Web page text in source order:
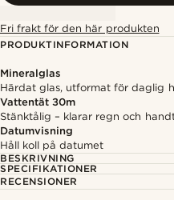
Fri frakt för den här produkten
PRODUKTINFORMATION
Mineralglas
Härdat glas, utformat för daglig
Vattentät 30m
Stänktålig – klarar regn och
Datumvisning
Håll koll på datumet
BESKRIVNING
SPECIFIKATIONER
RECENSIONER